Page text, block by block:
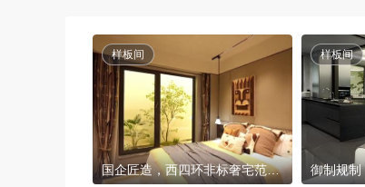
国企匠造，西四环非标奢宅范本 京能西贤府，首付146万起，抢西四环，建面约125-173㎡临铁公园住区，紧邻地铁14号线大瓦窑站，一轨八通串联丽泽、国贸CBD、望京等核心区域，一次换乘可达丰台科技园、总部基地、中关村等高产业能级基地；项目4站即到丽泽商务区，迅速串联望京CBD等重
样板间 样板间